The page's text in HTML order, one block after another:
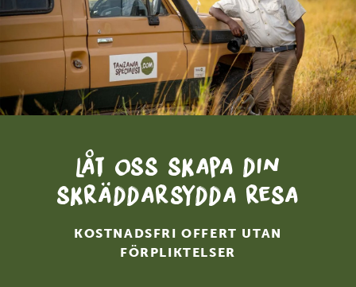
Låt oss skapa din
skräddarsydda resa
KOSTNADSFRI OFFERT UTAN
FÖRPLIKTELSER